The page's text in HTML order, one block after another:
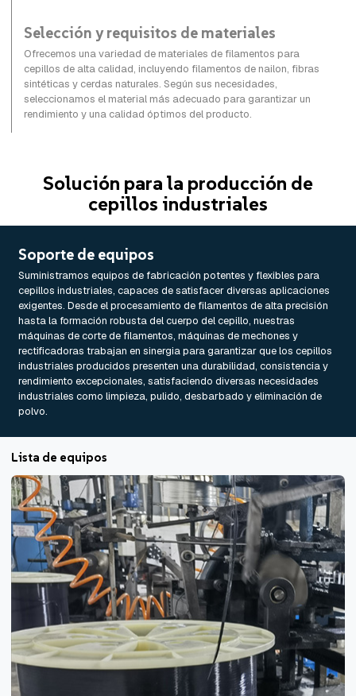
Selección y requisitos de materiales
Ofrecemos una variedad de materiales de filamentos para
cepillos de alta calidad, incluyendo filamentos de nailon, fibras
sintéticas y cerdas naturales. Según sus necesidades,
seleccionamos el material más adecuado para garantizar un
rendimiento y una calidad óptimos del producto.
Solución para la producción de
cepillos industriales
Soporte de equipos
Suministramos equipos de fabricación potentes y flexibles para
cepillos industriales, capaces de satisfacer diversas aplicaciones
exigentes. Desde el procesamiento de filamentos de alta precisión
hasta la formación robusta del cuerpo del cepillo, nuestras
máquinas de corte de filamentos, máquinas de mechones y
rectificadoras trabajan en sinergia para garantizar que los cepillos
industriales producidos presenten una durabilidad, consistencia y
rendimiento excepcionales, satisfaciendo diversas necesidades
industriales como limpieza, pulido, desbarbado y eliminación de
polvo.
Lista de equipos